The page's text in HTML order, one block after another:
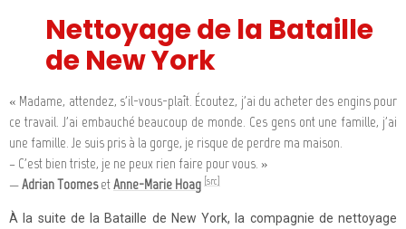
Nettoyage de la Bataille
de New York
« Madame, attendez, s'il-vous-plaît. Écoutez, j'ai du acheter des engins pour
ce travail. J'ai embauché beaucoup de monde. Ces gens ont une famille, j'ai
une famille. Je suis pris à la gorge, je risque de perdre ma maison.
– C'est bien triste, je ne peux rien faire pour vous. »
—Adrian ToomesetAnne-Marie Hoag [src]
À la suite de la Bataille de New York, la compagnie de nettoyage